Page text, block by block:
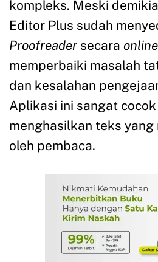
kompleks. Meski
Editor Plus sudah
Proofreader secara online
memperbaiki masalah
dan kesalahan
Aplikasi ini sangat
menghasilkan teks yang
oleh pembaca.